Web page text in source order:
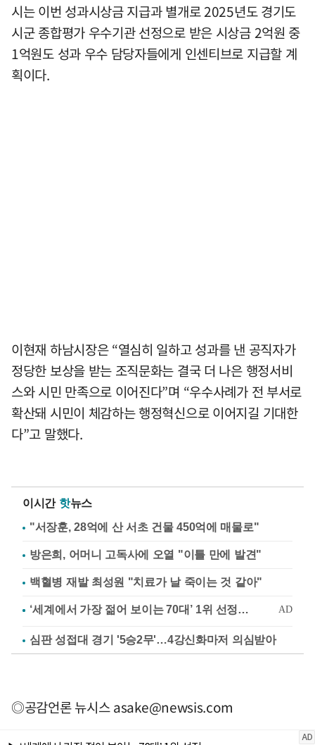
시는 이번 성과시상금 지급과 별개로 2025년도 경기도
시군 종합평가 우수기관 선정으로 받은 시상금 2억원 중
1억원도 성과 우수 담당자들에게 인센티브로 지급할 계
획이다.
이현재 하남시장은 “열심히 일하고 성과를 낸 공직자가
정당한 보상을 받는 조직문화는 결국 더 나은 행정서비
스와 시민 만족으로 이어진다”며 “우수사례가 전 부서로
확산돼 시민이 체감하는 행정혁신으로 이어지길 기대한
다”고 말했다.
이시간 핫뉴스
"서장훈, 28억에 산 서초 건물 450억에 매물로"
방은희, 어머니 고독사에 오열 "이틀 만에 발견"
백혈병 재발 최성원 "치료가 날 죽이는 것 같아"
심판 성접대 경기 '5승2무'…4강신화마저 의심받아
◎공감언론 뉴시스asake@newsis.com